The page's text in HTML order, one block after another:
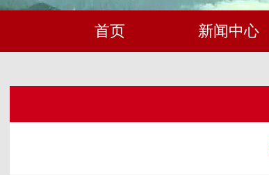
首页 新闻中心